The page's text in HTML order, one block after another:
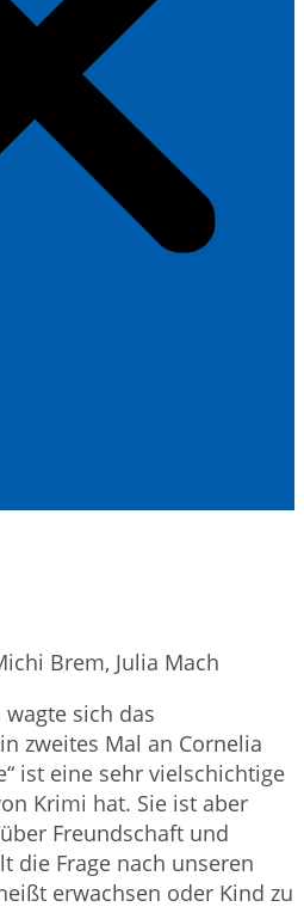
Brem, Julia Mach
sich das
zweites Mal an Cornelia
ist eine sehr vielschichtige
Krimi hat. Sie ist aber
Freundschaft und
die Frage nach unseren
erwachsen oder Kind zu